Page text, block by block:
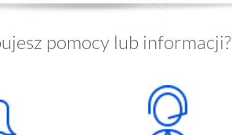
pomocy lub informacji?